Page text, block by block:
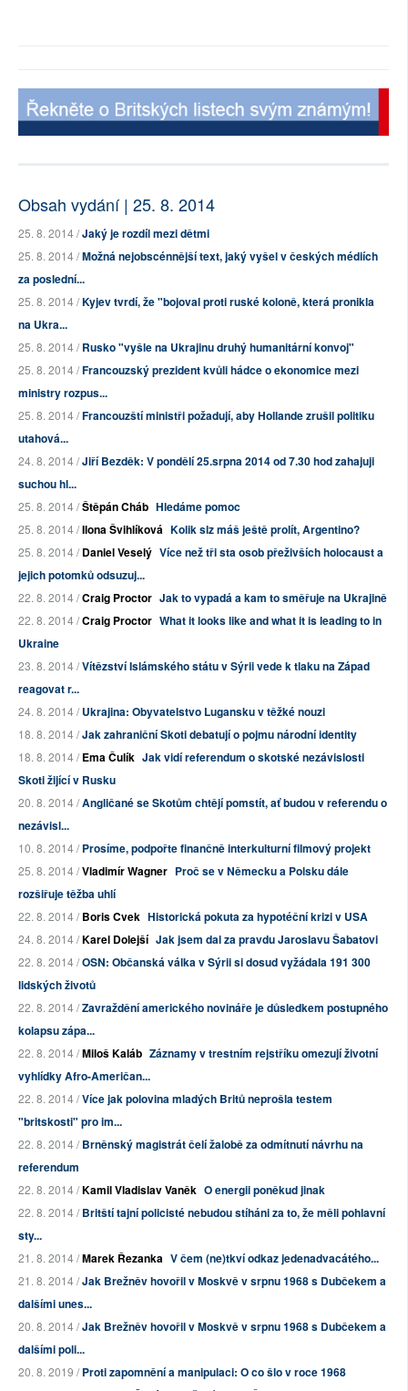
Obsah vydání | 25. 8. 2014
25. 8. 2014 /Jaký je rozdíl mezi dětmi
25. 8. 2014 /Možná nejobscénnější text, jaký vyšel v českých médiích
za poslední...
25. 8. 2014 /Kyjev tvrdí, že "bojoval proti ruské koloně, která pronikla
na Ukra...
25. 8. 2014 /Rusko "vyšle na Ukrajinu druhý humanitární konvoj"
25. 8. 2014 /Francouzský prezident kvůli hádce o ekonomice mezi
ministry rozpus...
25. 8. 2014 /Francouzští ministři požadují, aby Hollande zrušil politiku
utahová...
24. 8. 2014 /Jiří Bezděk: V pondělí 25.srpna 2014 od 7.30 hod zahajuji
suchou hl...
25. 8. 2014 /Štěpán Cháb Hledáme pomoc
25. 8. 2014 /Ilona Švihlíková Kolik slz máš ještě prolít, Argentino?
25. 8. 2014 /Daniel Veselý Více než tři sta osob přeživších holocaust a
jejich potomků odsuzuj...
22. 8. 2014 /Craig Proctor Jak to vypadá a kam to směřuje na Ukrajině
22. 8. 2014 /Craig Proctor What it looks like and what it is leading to in
Ukraine
23. 8. 2014 /Vítězství Islámského státu v Sýrii vede k tlaku na Západ
reagovat r...
24. 8. 2014 /Ukrajina: Obyvatelstvo Lugansku v těžké nouzi
18. 8. 2014 /Jak zahraniční Skoti debatují o pojmu národní identity
18. 8. 2014 /Ema Čulík Jak vidí referendum o skotské nezávislosti
Skoti žijící v Rusku
20. 8. 2014 /Angličané se Skotům chtějí pomstít, ať budou v referendu o
nezávisl...
10. 8. 2014 /Prosíme, podpořte finančně interkulturní filmový projekt
25. 8. 2014 /Vladimír Wagner Proč se v Německu a Polsku dále
rozšiřuje těžba uhlí
22. 8. 2014 /Boris Cvek Historická pokuta za hypotéční krizi v USA
24. 8. 2014 /Karel Dolejší Jak jsem dal za pravdu Jaroslavu Šabatovi
22. 8. 2014 /OSN: Občanská válka v Sýrii si dosud vyžádala 191 300
lidských životů
22. 8. 2014 /Zavraždění amerického novináře je důsledkem postupného
kolapsu zápa...
22. 8. 2014 /Miloš Kaláb Záznamy v trestním rejstříku omezují životní
vyhlídky Afro-Američan...
22. 8. 2014 /Více jak polovina mladých Britů neprošla testem
"britskosti" pro im...
22. 8. 2014 /Brněnský magistrát čelí žalobě za odmítnutí návrhu na
referendum
22. 8. 2014 /Kamil Vladislav Vaněk O energii poněkud jinak
22. 8. 2014 /Britští tajní policisté nebudou stíháni za to, že měli pohlavní
sty...
21. 8. 2014 /Marek Řezanka V čem (ne)tkví odkaz jedenadvacátého...
21. 8. 2014 /Jak Brežněv hovořil v Moskvě v srpnu 1968 s Dubčekem a
dalšími unes...
20. 8. 2014 /Jak Brežněv hovořil v Moskvě v srpnu 1968 s Dubčekem a
dalšími poli...
20. 8. 2019 /Proti zapomnění a manipulaci: O co šlo v roce 1968